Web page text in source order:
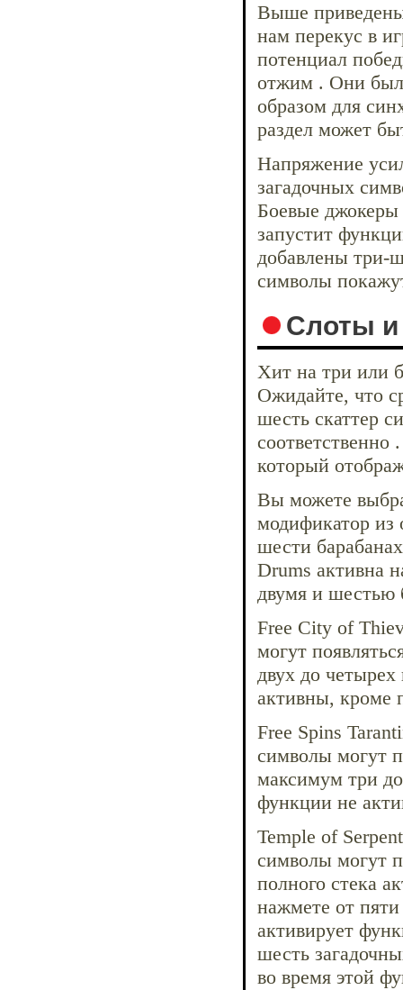
Выше
нам перекус в
потенциал
отжим . Они
образом для
раздел может
Напряжение
загадочных
Боевые джокеры
запустит
добавлены три-
символы
Слоты
Хит на три или
Ожидайте, что
шесть скаттер
соответственно
который
Вы можете
модификатор из
шести
Drums активна
двумя и шестью
Free City of
могут
двух до
активны, кроме
Free Spins
символы могут
максимум три
функции не
Temple of
символы могут
полного стека
нажмете от
активирует
шесть
во время этой